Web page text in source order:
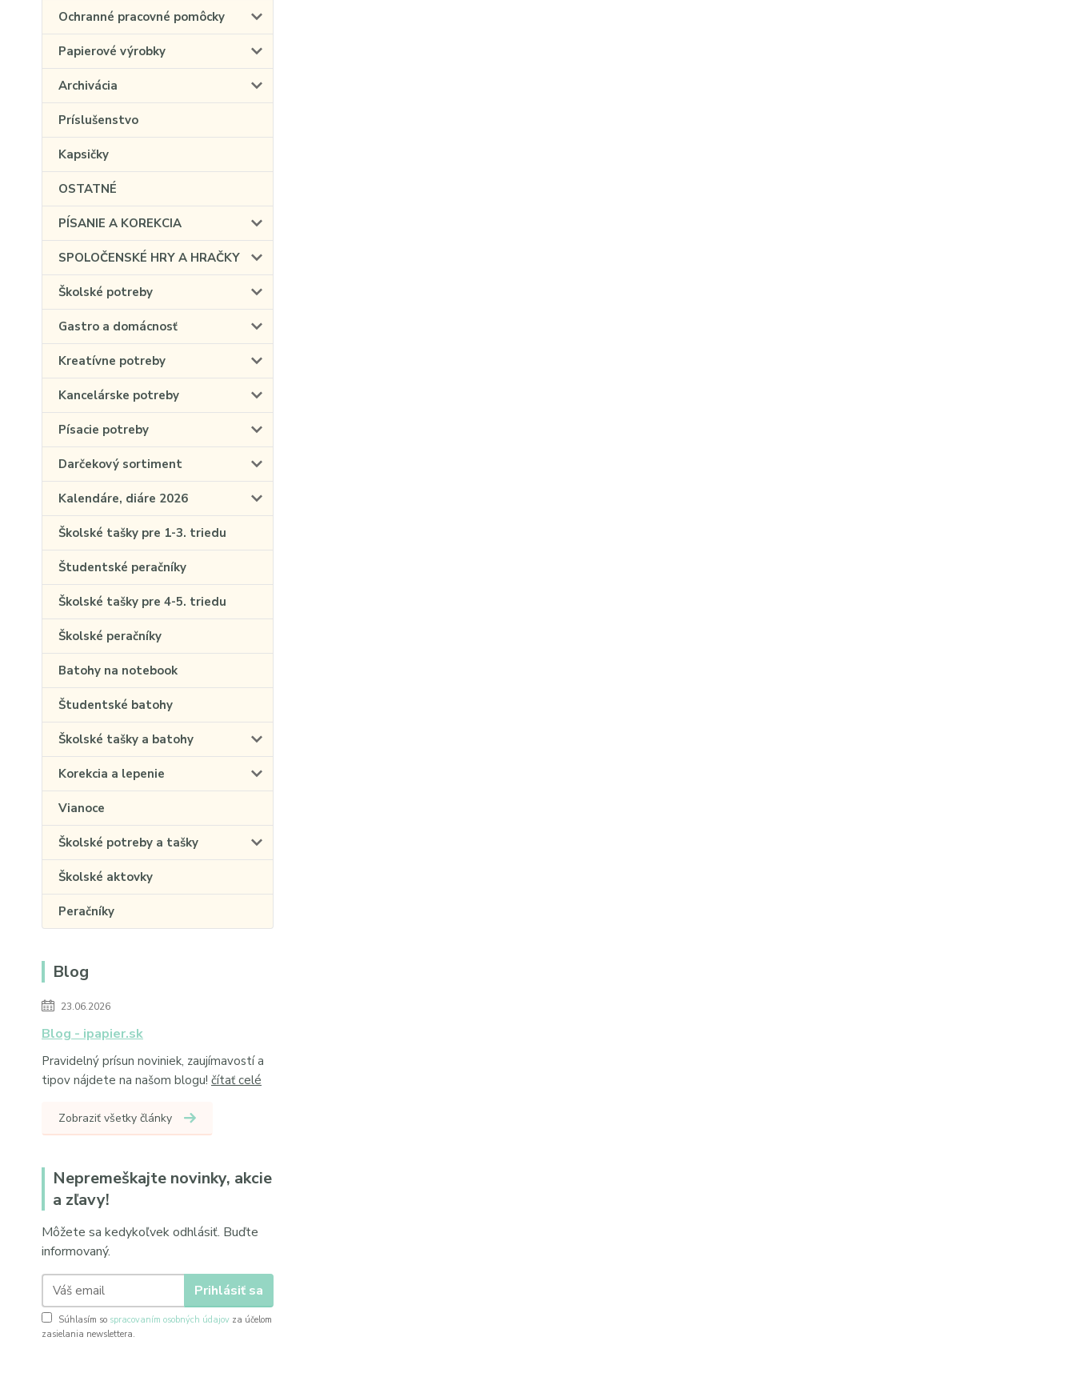
Ochranné pracovné pomôcky
Papierové výrobky
Archivácia
Príslušenstvo
Kapsičky
OSTATNÉ
PÍSANIE A KOREKCIA
SPOLOČENSKÉ HRY A HRAČKY
Školské potreby
Gastro a domácnosť
Kreatívne potreby
Kancelárske potreby
Písacie potreby
Darčekový sortiment
Kalendáre, diáre 2026
Školské tašky pre 1-3. triedu
Študentské peračníky
Školské tašky pre 4-5. triedu
Školské peračníky
Batohy na notebook
Študentské batohy
Školské tašky a batohy
Korekcia a lepenie
Vianoce
Školské potreby a tašky
Školské aktovky
Peračníky
Blog
23.06.2026
Blog - ipapier.sk
Pravidelný prísun noviniek, zaujímavostí a
tipov nájdete na našom blogu! čítať celé
Zobraziť všetky články
Nepremeškajte novinky, akcie
a zľavy!
Môžete sa kedykoľvek odhlásiť. Buďte
informovaný.
Prihlásiť sa
Súhlasím so spracovaním osobných údajov za účelom
zasielania newslettera.